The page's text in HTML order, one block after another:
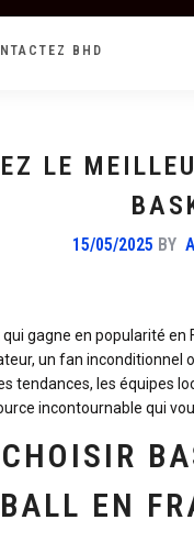
BHD
LE
15/05/2025 BY
gagne en popularité
un fan inconditionnel
tendances, les équipes
incontournable qui
EN